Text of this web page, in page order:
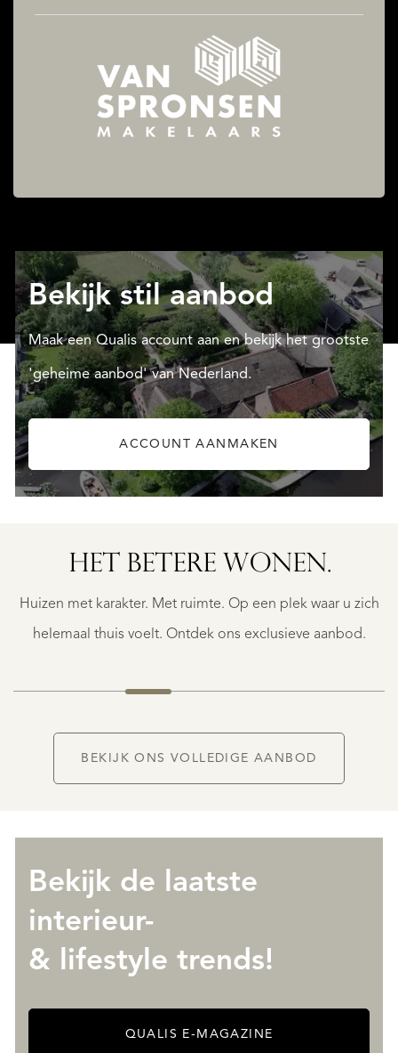
Bekijk stil aanbod
Maak een Qualis account aan en bekijk het grootste
'geheime aanbod' van Nederland.
ACCOUNT AANMAKEN
HET BETERE WONEN.
Huizen met karakter. Met ruimte. Op een plek waar u zich
helemaal thuis voelt. Ontdek ons exclusieve aanbod.
41
1.500.000
BEKIJK ONS VOLLEDIGE AANBOD
Bekijk de laatste
interieur-
& lifestyle trends!
QUALIS E-MAGAZINE